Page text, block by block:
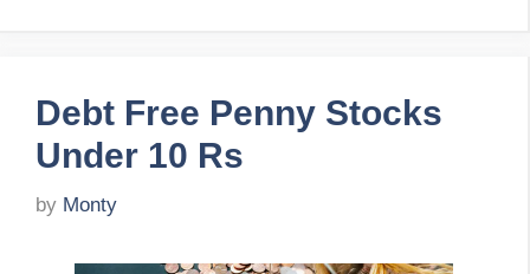
Debt Free Penny Stocks
Under 10 Rs
by Monty